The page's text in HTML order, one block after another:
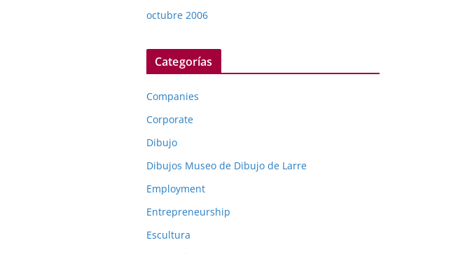
octubre 2006
Categorías
Companies
Corporate
Dibujo
Dibujos Museo de Dibujo de Larre
Employment
Entrepreneurship
Escultura